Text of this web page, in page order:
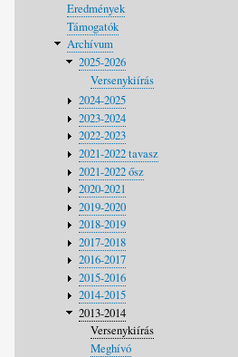
Eredmények
Támogatók
Archívum
2025-2026
Versenykiírás
2024-2025
2023-2024
2022-2023
2021-2022 tavasz
2021-2022 ősz
2020-2021
2019-2020
2018-2019
2017-2018
2016-2017
2015-2016
2014-2015
2013-2014
Versenykiírás
Meghívó